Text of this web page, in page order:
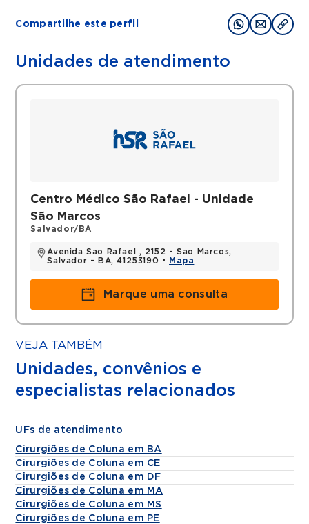
Compartilhe este perfil
Unidades de atendimento
Centro Médico São Rafael - Unidade
São Marcos
Salvador/BA
Avenida Sao Rafael , 2152 - Sao Marcos,
Salvador - BA, 41253190 •
Mapa
Marque uma consulta
VEJA TAMBÉM
Unidades, convênios e
especialistas relacionados
UFs de atendimento
Cirurgiões de Coluna em BA
Cirurgiões de Coluna em CE
Cirurgiões de Coluna em DF
Cirurgiões de Coluna em MA
Cirurgiões de Coluna em MS
Cirurgiões de Coluna em PE